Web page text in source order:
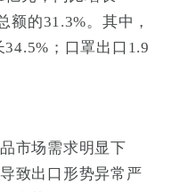
额的31.3%。其中，
；口罩出口1.9
市场需求明显下
致出口形势异常严